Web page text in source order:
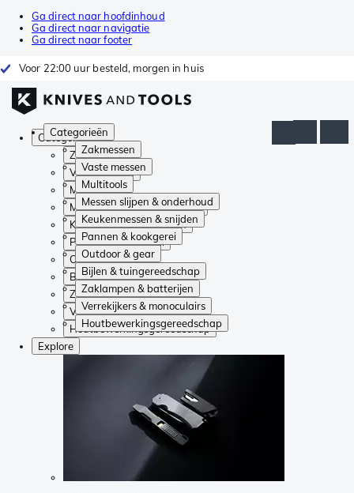
Ga direct naar hoofdinhoud
Ga direct naar navigatie
Ga direct naar footer
Voor 22:00 uur besteld, morgen in huis
Categorieën
Zakmessen
Vaste messen
Multitools
Messen slijpen & onderhoud
Keukenmessen & snijden
Pannen & kookgerei
Outdoor & gear
Bijlen & tuingereedschap
Zaklampen & batterijen
Verrekijkers & monoculairs
Houtbewerkingsgereedschap
Categorieën
Zakmessen
Vaste messen
Multitools
Messen slijpen & onderhoud
Keukenmessen & snijden
Pannen & kookgerei
Outdoor & gear
Bijlen & tuingereedschap
Zaklampen & batterijen
Verrekijkers & monoculairs
Houtbewerkingsgereedschap
Explore